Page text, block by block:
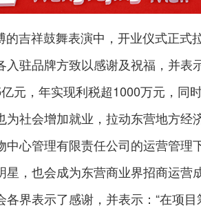
的吉祥鼓舞表演中，开业仪式正
驻品牌方致以感谢及祝福，并表
元，年实现利税超1000万元，同
为社会增加就业，拉动东营地方经
中心管理有限责任公司的运营管
星，也会成为东营商业界招商运营
界表示了感谢，并表示：“在项目